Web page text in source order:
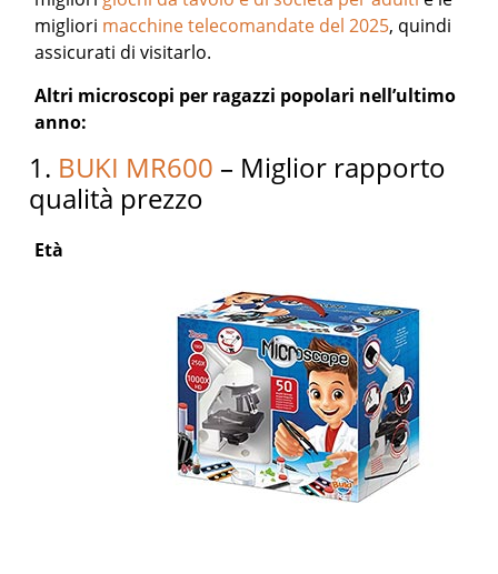
migliori macchine telecomandate del 2025, quindi
assicurati di visitarlo.
Altri microscopi per ragazzi popolari nell’ultimo
anno:
1. BUKI MR600 – Miglior rapporto
qualità prezzo
Età